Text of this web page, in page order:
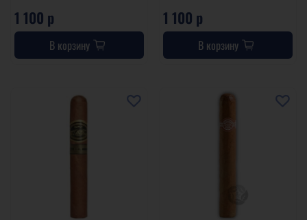
1 100 р
В корзину
1 100 р
В корзину